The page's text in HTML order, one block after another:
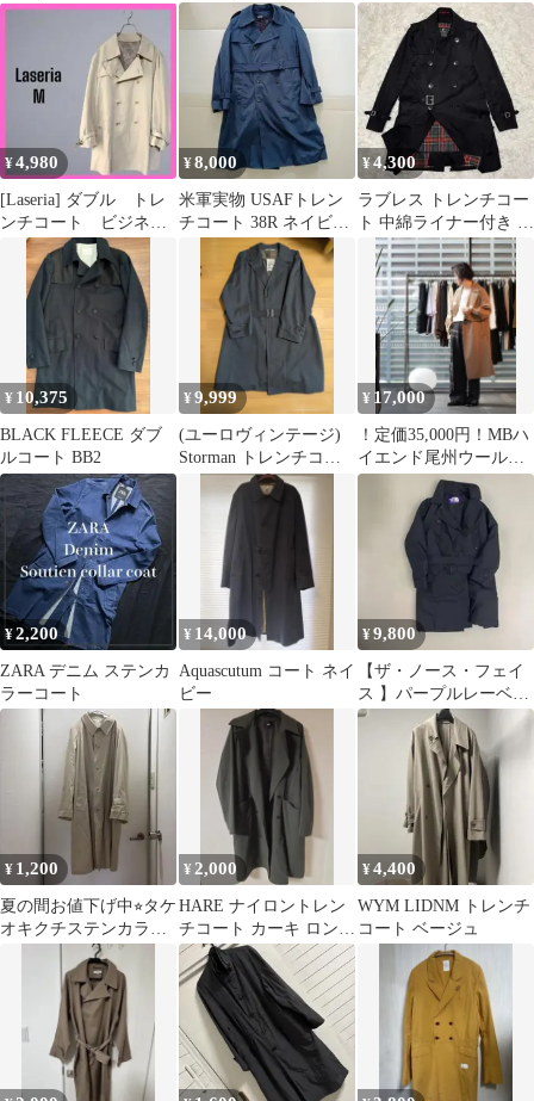
ック M 秋冬定番 シン
プル
¥4,980
[Laseria] ダブル トレ
ンチコート ビジネ
ス ベージュ 無地
¥8,000
米軍実物 USAFトレン
チコート 38R ネイビー
ボアライナー付き 空軍
¥4,300
ラブレス トレンチコー
ト 中綿ライナー付き 赤
チェック ベルト 黒
¥ 10,375
BLACK FLEECE ダブ
ルコート BB2
¥9,999
(ユーロヴィンテージ)
Storman トレンチコー
ト イタリア製
¥ 17,000
！定価35,000円！MBハ
イエンド尾州ウールタ
イロッケンコート
¥2,200
ZARA デニム ステンカ
ラーコート
¥ 14,000
Aquascutum コート ネイ
ビー
¥9,800
【ザ・ノース・フェイ
ス 】パープルレーベル
トレンチコート M
¥ 1,200
夏の間お値下げ中⭐︎タケ
オキクチステンカラー
コートトレンチコート
綿100% L相当
¥ 2,000
HARE ナイロントレン
チコート カーキ ロング
コート
¥4,400
WYM LIDNM トレンチ
コート ベージュ